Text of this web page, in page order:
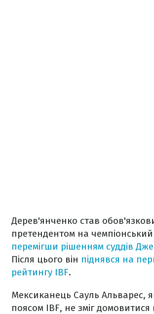
Дерев'янченко став
претендентом на чемпіонський
перемігши рішенням суддів
Після цього він піднявся на
рейтингу IBF.
Мексиканець Сауль Альварес,
поясом IBF, не зміг домовитися